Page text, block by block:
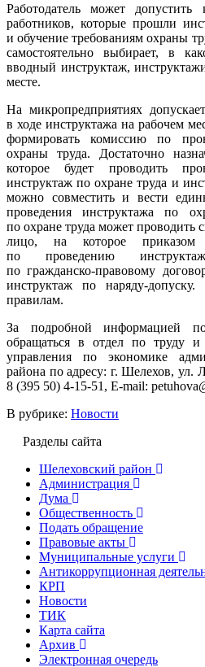
Работодатель может
работников, которые прошли
и обучение требованиям охраны
самостоятельно выбирает, в
вводный инструктаж,
месте.
На микропредприятиях
в ходе инструктажа на рабочем
формировать комиссию по
охраны труда. Достаточно
которое будет проводить
инструктаж по охране труда и
можно совместить и вести
проведения инструктажа по
по охране труда может проводить
лицо, на которое приказом
по проведению
по гражданско-правовому
инструктаж по наряду-
правилам.
За подробной информацией
обращаться в отдел по труду и
управления по экономике
района по адресу: г. Шелехов, ул.
8 (395 50) 4-15-51, E-mail:
В рубрике: Новости
Разделы сайта
Шелеховский район
Администрация
Дума
Общественность
Подать обращение
Правовые акты
Муниципальные услуги
Антикоррупционная
КРП
Новости
ТИК
Карта сайта
Архив
Электронная очередь